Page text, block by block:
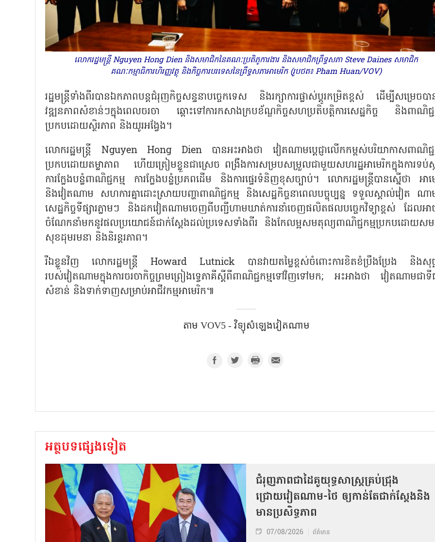
លោករដ្ឋមន្ត្រី Nguyen Hong Dien និងសមាជិកនៃគណៈប្រតិភូការងារ និងសមាជិកព្រឹទ្ធសភា Steve Daines សមាជិក
គណៈកម្មាធិការហិរញ្ញវត្ថុ និងកិច្ចការបរទេសនៃព្រឹទ្ធសភាអាមេរិក (រូបថត៖ Pham Huan/VOV)
រដ្ឋមន្ត្រីទាំងពីរបានឯកភាពបន្តជំរុញកិច្ចសន្ទនាបច្ចេកទេស និងរក្សាការផ្លាស់ប្តូរកម្រិតខ្ពស់ ដើម្បីសម្រេចបា
វឌ្ឍនភាពសំខាន់ៗក្នុងពេលចរចា ឆ្ពោះទៅការកសាងក្របខ័ណ្ឌកិច្ចសហប្រតិបត្តិការសេដ្ឋកិច្ច និងពាណិជ្ជ
ប្រកបដោយស្ថិរភាព និងយូរអង្វែង។
លោករដ្ឋមន្ត្រី Nguyen Hong Dien បានអះអាងថា វៀតណាមប្តេជ្ញាលើកកម្ពស់បរិយាកាសពាណិជ្ជ
ប្រកបដោយតម្លាភាព ហើយត្រៀមខ្លួនជាស្រេច ពង្រឹងការសម្របសម្រួលជាមួយសហរដ្ឋអាមេរិកក្នុងការទប់ស្
ការក្លែងបន្លំពាណិជ្ជកម្ម ការក្លែងបន្លំប្រភពដើម និងការផ្ទេរទំនិញខុសច្បាប់។ លោករដ្ឋមន្ត្រីបានស្នើថា អាម
និងវៀតណាម សហការគ្នាដោះស្រាយបញ្ហាពាណិជ្ជកម្ម និងសេដ្ឋកិច្ចនាពេលបច្ចុប្បន្ន ទទួលស្គាល់វៀត ណា
សេដ្ឋកិច្ចទីផ្សារភ្លាមៗ និងដកវៀតណាមចេញពីបញ្ជីហាមឃាត់ការនាំចេញផលិតផលបច្ចេកវិទ្យាខ្ពស់ ដែលអា
ចំណែកនាំមកនូវផលប្រយោជន៍ជាក់ស្តែងដល់ប្រទេសទាំងពីរ និងកែលម្អសមតុល្យពាណិជ្ជកម្មប្រកបដោយស
សុខដុមរមនា និងនិរន្តរភាព។
រីឯខ្លួនវិញ លោករដ្ឋមន្ត្រី Howard Lutnick បានវាយតម្លៃខ្ពស់ចំពោះការខិតខំប្រឹងប្រែង និងសុច្ឆ
របស់វៀតណាមក្នុងការចរចាកិច្ចព្រមព្រៀងទ្វេភាគីស្តីពីពាណិជ្ជកម្មទៅវិញទៅមក; អះអាងថា វៀតណាមជាទីផ្
សំខាន់ និងទាក់ទាញសម្រាប់អាជីវកម្មអាមេរិក៕
តាម VOV5 - វិទ្យុសំឡេង​វៀតណាម
អត្ថបទផ្សេងទៀត
ជំរុញភាពជាដៃគូយុទ្ធសាស្ត្រគ្រប់ជ្រុង
ជ្រោយវៀតណាម-ថៃ ឲ្យកាន់តែជាក់ស្ដែងនិង
មានប្រសិទ្ធភាព
07/08/2026 ព័ត៌មាន